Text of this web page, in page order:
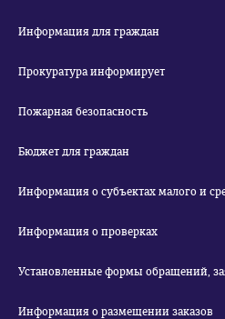
Информация для граждан
Прокуратура информирует
Пожарная безопасность
Бюджет для граждан
Информация о субъектах малого и
Информация о проверках
Установленные формы обращений,
Информация о размещении заказов